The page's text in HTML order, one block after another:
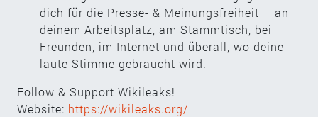
dich für die Presse- & Meinungsfreiheit – an
deinem Arbeitsplatz, am Stammtisch, bei
Freunden, im Internet und überall, wo deine
laute Stimme gebraucht wird.
Follow & Support Wikileaks!
Website: https://wikileaks.org/